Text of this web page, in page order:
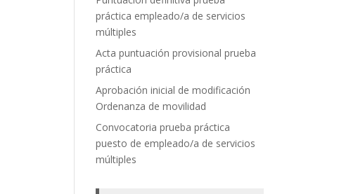
práctica empleado/a de servicios
múltiples
Acta puntuación provisional prueba
práctica
Aprobación inicial de modificación
Ordenanza de movilidad
Convocatoria prueba práctica
puesto de empleado/a de servicios
múltiples